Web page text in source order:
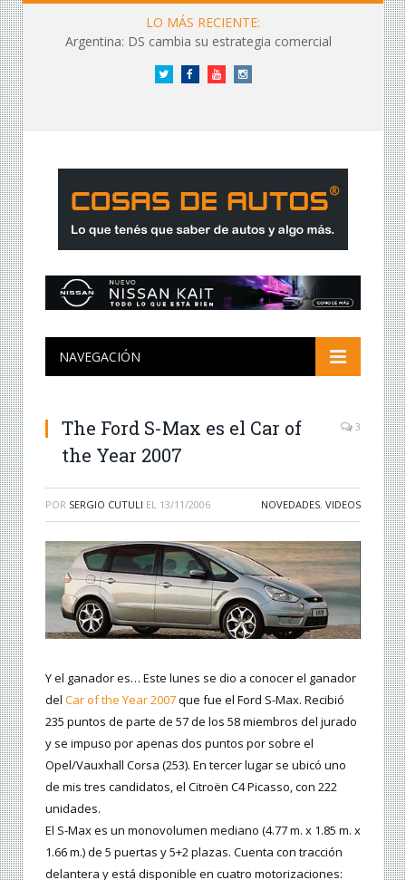
LO MÁS RECIENTE:
Argentina: DS cambia su estrategia comercial
Twitter FacebookYouTubeInstagram
NAVEGACIÓN
The Ford S-Max es el Car of
the Year 2007
3
POR SERGIO CUTULI EL 13/11/2006 NOVEDADES, VIDEOS
Y el ganador es… Este lunes se dio a conocer el ganador
del Car of the Year 2007que fue el Ford S-Max. Recibió
235 puntos de parte de 57 de los 58 miembros del jurado
y se impuso por apenas dos puntos por sobre el
Opel/Vauxhall Corsa (253). En tercer lugar se ubicó uno
de mis tres candidatos, el Citroën C4 Picasso, con 222
unidades.
El S-Max es un monovolumen mediano (4.77 m. x 1.85 m. x
1.66 m.) de 5 puertas y 5+2 plazas. Cuenta con tracción
delantera y está disponible en cuatro motorizaciones: